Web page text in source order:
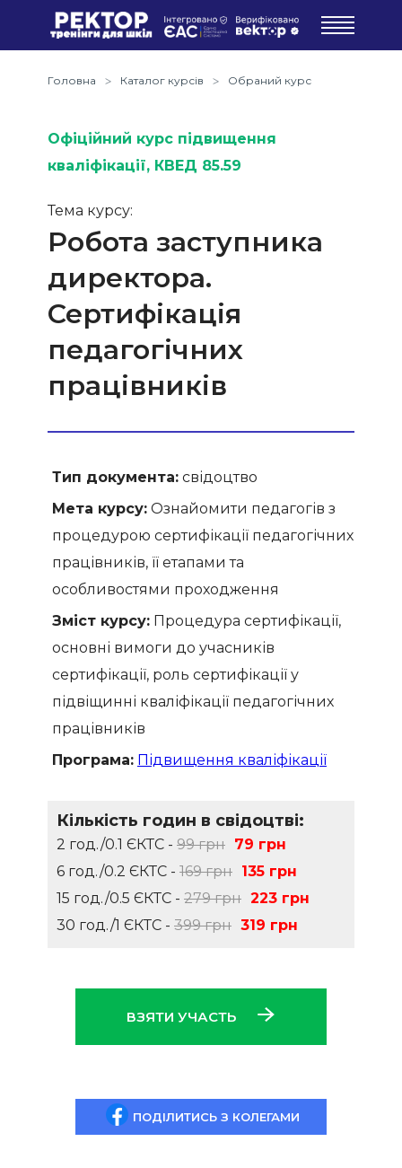
Головна Каталог курсів Обраний курс
Офіційний курс підвищення
кваліфікації, КВЕД 85.59
Тема курсу:
Робота заступника
директора.
Сертифікація
педагогічних
працівників
Тип документа: свідоцтво
Мета курсу: Ознайомити педагогів з
процедурою сертифікації педагогічних
працівників, її етапами та
особливостями проходження
Зміст курсу: Процедура сертифікації,
основні вимоги до учасників
сертифікації, роль сертифікації у
підвіщинні кваліфікації педагогічних
працівників
Програма: Підвищення кваліфікації
Кількість годин в свідоцтві:
2 год./0.1 ЄКТС - 99 грн 79 грн
6 год./0.2 ЄКТС - 169 грн 135 грн
15 год./0.5 ЄКТС - 279 грн 223 грн
30 год./1 ЄКТС - 399 грн 319 грн
ВЗЯТИ УЧАСТЬ
ПОДІЛИТИСЬ З КОЛЕГАМИ